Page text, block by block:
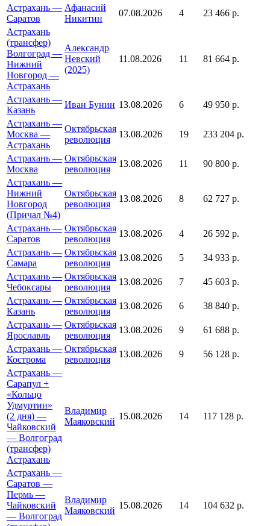
Астрахань —
Саратов
Афанасий
Никитин
07.08.2026 4
23 466 р.
Астрахань
(трансфер)
Волгоград —
Нижний
Новгород —
Астрахань
Александр
Невский
(2025)
11.08.2026 11 81 664 р.
Астрахань —
Казань
Иван Бунин 13.08.2026 6
49 950 р.
Астрахань —
Москва —
Астрахань
Октябрьская
революция
13.08.2026 19 233 204 р.
Астрахань —
Москва
Октябрьская
революция
13.08.2026 11
90 800 р.
Астрахань —
Нижний
Новгород
(Причал №4)
Октябрьская
революция
13.08.2026 8 62 727 р.
Астрахань —
Саратов
Октябрьская
революция
13.08.2026 4
26 592 р.
Астрахань —
Самара
Октябрьская
революция
13.08.2026 5
34 933 р.
Астрахань —
Чебоксары
Октябрьская
революция
13.08.2026 7
45 603 р.
Астрахань —
Казань
Октябрьская
революция
13.08.2026 6
38 840 р.
Астрахань —
Ярославль
Октябрьская
революция
13.08.2026 9
61 688 р.
Астрахань —
Кострома
Октябрьская
революция
13.08.2026 9
56 128 р.
Астрахань —
Сарапул +
«Кольцо
Удмуртии»
(2 дня) —
Чайковский
— Волгоград
(трансфер)
Астрахань
Владимир
Маяковский
15.08.2026 14 117 128 р.
Астрахань —
Саратов —
Пермь —
Чайковский
— Волгоград
Владимир
Маяковский
15.08.2026 14 104 632 р.